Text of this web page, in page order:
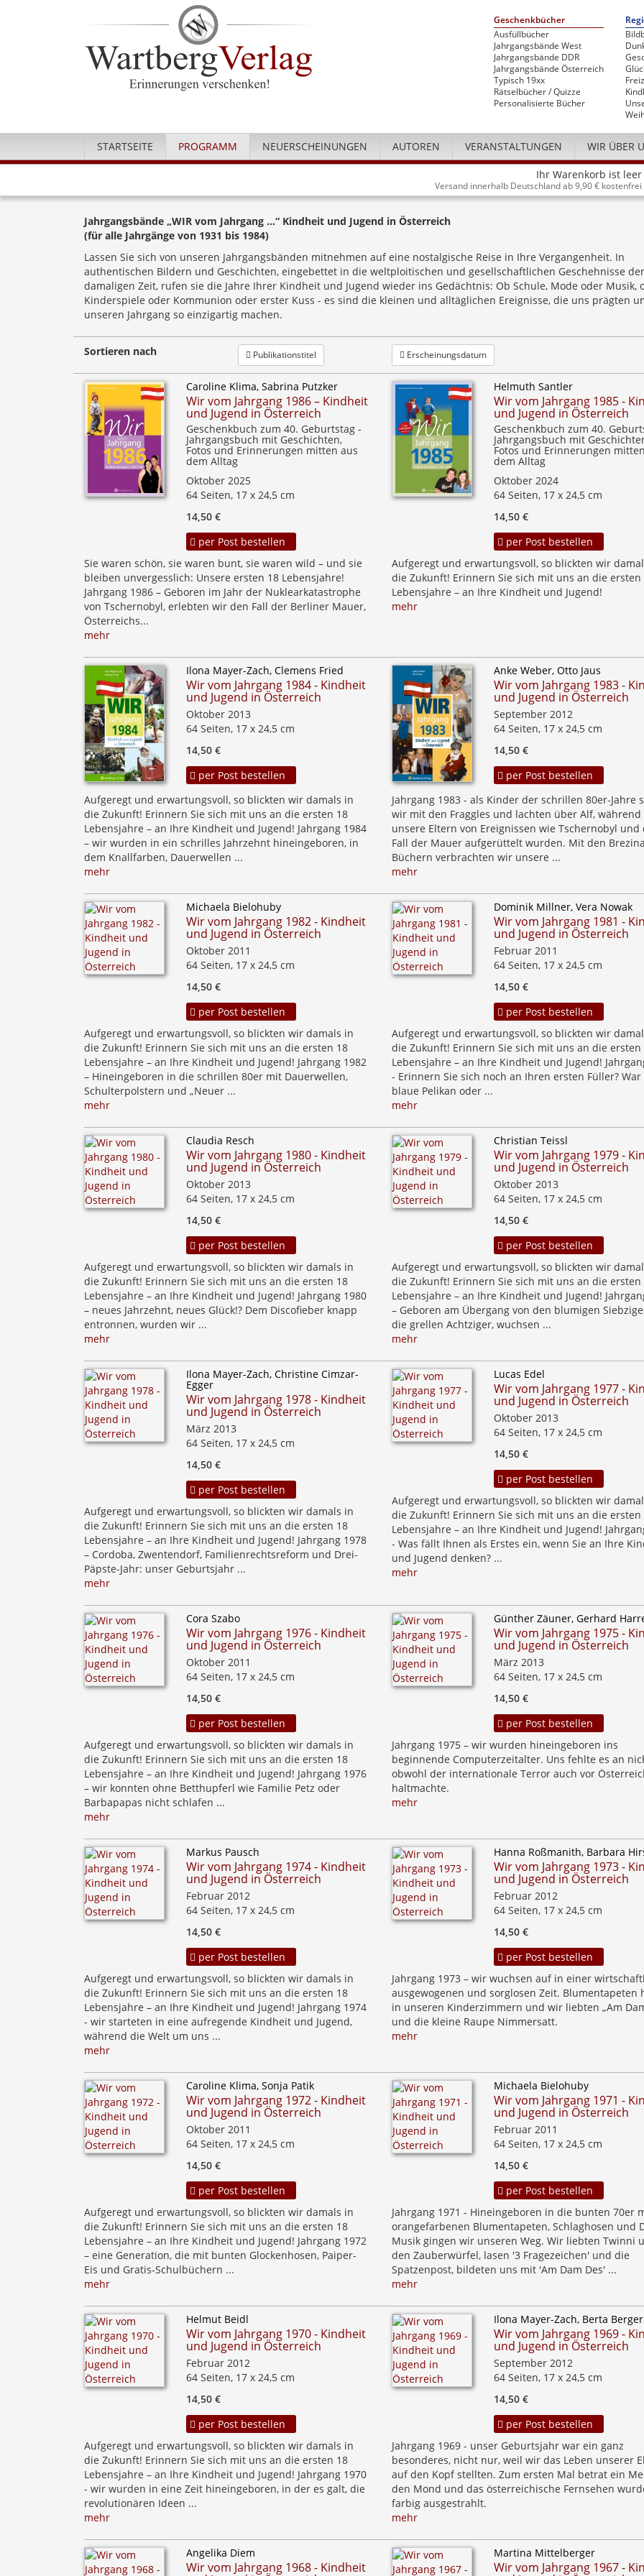
Geschenkbücher
Ausfüllbücher
Jahrgangsbände West
Jahrgangsbände DDR
Jahrgangsbände Österreich
Typisch 19xx
Rätselbücher / Quizze
Personalisierte Bücher
STARTSEITE PROGRAMM NEUERSCHEINUNGEN AUTOREN VERANSTALTUNGEN WIR ÜBER
Ihr Warenkorb ist leer
Versand innerhalb Deutschland ab 9,90 € kostenfrei
Jahrgangsbände „WIR vom Jahrgang …“ Kindheit und Jugend in Österreich
(für alle Jahrgänge von 1931 bis 1984)
Lassen Sie sich von unseren Jahrgangsbänden mitnehmen auf eine nostalgische Reise in Ihre Vergangenheit. In
authentischen Bildern und Geschichten, eingebettet in die weltploitischen und gesellschaftlichen Geschehnisse der
damaligen Zeit, rufen sie die Jahre Ihrer Kindheit und Jugend wieder ins Gedächtnis: Ob Schule, Mode oder Musik,
Kinderspiele oder Kommunion oder erster Kuss - es sind die kleinen und alltäglichen Ereignisse, die uns prägten
unseren Jahrgang so einzigartig machen.
Sortieren nach Publikationstitel Erscheinungsdatum
Caroline Klima, Sabrina Putzker
Wir vom Jahrgang 1986 – Kindheit
und Jugend in Österreich
Geschenkbuch zum 40. Geburtstag -
Jahrgangsbuch mit Geschichten,
Fotos und Erinnerungen mitten aus
dem Alltag
Oktober 2025
64 Seiten, 17 x 24,5 cm
14,50 €
per Post bestellen
Sie waren schön, sie waren bunt, sie waren wild – und sie
bleiben unvergesslich: Unsere ersten 18 Lebensjahre!
Jahrgang 1986 – Geboren im Jahr der Nuklearkatastrophe
von Tschernobyl, erlebten wir den Fall der Berliner Mauer,
Österreichs...
mehr
Helmuth Santler
Wir vom Jahrgang 1985 -
und Jugend in Österreich
Geschenkbuch zum 40.
Jahrgangsbuch mit
Fotos und Erinnerungen
dem Alltag
Oktober 2024
64 Seiten, 17 x 24,5 cm
14,50 €
per Post bestellen
Aufgeregt und erwartungsvoll, so blickten wir
die Zukunft! Erinnern Sie sich mit uns an die ersten
Lebensjahre – an Ihre Kindheit und Jugend!
mehr
Ilona Mayer-Zach, Clemens Fried
Wir vom Jahrgang 1984 - Kindheit
und Jugend in Österreich
Oktober 2013
64 Seiten, 17 x 24,5 cm
14,50 €
per Post bestellen
Aufgeregt und erwartungsvoll, so blickten wir damals in
die Zukunft! Erinnern Sie sich mit uns an die ersten 18
Lebensjahre – an Ihre Kindheit und Jugend! Jahrgang 1984
– wir wurden in ein schrilles Jahrzehnt hineingeboren, in
dem Knallfarben, Dauerwellen ...
mehr
Anke Weber, Otto Jaus
Wir vom Jahrgang 1983 -
und Jugend in Österreich
September 2012
64 Seiten, 17 x 24,5 cm
14,50 €
per Post bestellen
Jahrgang 1983 - als Kinder der schrillen 80er-Jahre
wir mit den Fraggles und lachten über Alf, während
unsere Eltern von Ereignissen wie Tschernobyl und
Fall der Mauer aufgerüttelt wurden. Mit den
Büchern verbrachten wir unsere ...
mehr
Michaela Bielohuby
Wir vom Jahrgang 1982 - Kindheit
und Jugend in Österreich
Oktober 2011
64 Seiten, 17 x 24,5 cm
14,50 €
per Post bestellen
Aufgeregt und erwartungsvoll, so blickten wir damals in
die Zukunft! Erinnern Sie sich mit uns an die ersten 18
Lebensjahre – an Ihre Kindheit und Jugend! Jahrgang 1982
– Hineingeboren in die schrillen 80er mit Dauerwellen,
Schulterpolstern und „Neuer ...
mehr
Dominik Millner, Vera Nowak
Wir vom Jahrgang 1981 -
und Jugend in Österreich
Februar 2011
64 Seiten, 17 x 24,5 cm
14,50 €
per Post bestellen
Aufgeregt und erwartungsvoll, so blickten wir
die Zukunft! Erinnern Sie sich mit uns an die ersten
Lebensjahre – an Ihre Kindheit und Jugend!
- Erinnern Sie sich noch an Ihren ersten Füller? War
blaue Pelikan oder ...
mehr
Claudia Resch
Wir vom Jahrgang 1980 - Kindheit
und Jugend in Österreich
Oktober 2013
64 Seiten, 17 x 24,5 cm
14,50 €
per Post bestellen
Aufgeregt und erwartungsvoll, so blickten wir damals in
die Zukunft! Erinnern Sie sich mit uns an die ersten 18
Lebensjahre – an Ihre Kindheit und Jugend! Jahrgang 1980
– neues Jahrzehnt, neues Glück!? Dem Discofieber knapp
entronnen, wurden wir ...
mehr
Christian Teissl
Wir vom Jahrgang 1979 -
und Jugend in Österreich
Oktober 2013
64 Seiten, 17 x 24,5 cm
14,50 €
per Post bestellen
Aufgeregt und erwartungsvoll, so blickten wir
die Zukunft! Erinnern Sie sich mit uns an die ersten
Lebensjahre – an Ihre Kindheit und Jugend!
– Geboren am Übergang von den blumigen
die grellen Achtziger, wuchsen ...
mehr
Ilona Mayer-Zach, Christine Cimzar-
Egger
Wir vom Jahrgang 1978 - Kindheit
und Jugend in Österreich
März 2013
64 Seiten, 17 x 24,5 cm
14,50 €
per Post bestellen
Aufgeregt und erwartungsvoll, so blickten wir damals in
die Zukunft! Erinnern Sie sich mit uns an die ersten 18
Lebensjahre – an Ihre Kindheit und Jugend! Jahrgang 1978
– Cordoba, Zwentendorf, Familienrechtsreform und Drei-
Päpste-Jahr: unser Geburtsjahr ...
mehr
Lucas Edel
Wir vom Jahrgang 1977 -
und Jugend in Österreich
Oktober 2013
64 Seiten, 17 x 24,5 cm
14,50 €
per Post bestellen
Aufgeregt und erwartungsvoll, so blickten wir
die Zukunft! Erinnern Sie sich mit uns an die ersten
Lebensjahre – an Ihre Kindheit und Jugend!
- Was fällt Ihnen als Erstes ein, wenn Sie an Ihre
und Jugend denken? ...
mehr
Cora Szabo
Wir vom Jahrgang 1976 - Kindheit
und Jugend in Österreich
Oktober 2011
64 Seiten, 17 x 24,5 cm
14,50 €
per Post bestellen
Aufgeregt und erwartungsvoll, so blickten wir damals in
die Zukunft! Erinnern Sie sich mit uns an die ersten 18
Lebensjahre – an Ihre Kindheit und Jugend! Jahrgang 1976
– wir konnten ohne Betthupferl wie Familie Petz oder
Barbapapas nicht schlafen ...
mehr
Günther Zäuner, Gerhard
Wir vom Jahrgang 1975 -
und Jugend in Österreich
März 2013
64 Seiten, 17 x 24,5 cm
14,50 €
per Post bestellen
Jahrgang 1975 – wir wurden hineingeboren ins
beginnende Computerzeitalter. Uns fehlte es an
obwohl der internationale Terror auch vor
haltmachte.
mehr
Markus Pausch
Wir vom Jahrgang 1974 - Kindheit
und Jugend in Österreich
Februar 2012
64 Seiten, 17 x 24,5 cm
14,50 €
per Post bestellen
Aufgeregt und erwartungsvoll, so blickten wir damals in
die Zukunft! Erinnern Sie sich mit uns an die ersten 18
Lebensjahre – an Ihre Kindheit und Jugend! Jahrgang 1974
- wir starteten in eine aufregende Kindheit und Jugend,
während die Welt um uns ...
mehr
Hanna Roßmanith, Barbara
Wir vom Jahrgang 1973 -
und Jugend in Österreich
Februar 2012
64 Seiten, 17 x 24,5 cm
14,50 €
per Post bestellen
Jahrgang 1973 – wir wuchsen auf in einer
ausgewogenen und sorglosen Zeit. Blumentapeten
in unseren Kinderzimmern und wir liebten „Am
und die kleine Raupe Nimmersatt.
mehr
Caroline Klima, Sonja Patik
Wir vom Jahrgang 1972 - Kindheit
und Jugend in Österreich
Oktober 2011
64 Seiten, 17 x 24,5 cm
14,50 €
per Post bestellen
Aufgeregt und erwartungsvoll, so blickten wir damals in
die Zukunft! Erinnern Sie sich mit uns an die ersten 18
Lebensjahre – an Ihre Kindheit und Jugend! Jahrgang 1972
– eine Generation, die mit bunten Glockenhosen, Paiper-
Eis und Gratis-Schulbüchern ...
mehr
Michaela Bielohuby
Wir vom Jahrgang 1971 -
und Jugend in Österreich
Februar 2011
64 Seiten, 17 x 24,5 cm
14,50 €
per Post bestellen
Jahrgang 1971 - Hineingeboren in die bunten 70er
orangefarbenen Blumentapeten, Schlaghosen und
Musik gingen wir unseren Weg. Wir liebten Twinni
den Zauberwürfel, lasen '3 Fragezeichen' und die
Spatzenpost, bildeten uns mit 'Am Dam Des' ...
mehr
Helmut Beidl
Wir vom Jahrgang 1970 - Kindheit
und Jugend in Österreich
Februar 2012
64 Seiten, 17 x 24,5 cm
14,50 €
per Post bestellen
Aufgeregt und erwartungsvoll, so blickten wir damals in
die Zukunft! Erinnern Sie sich mit uns an die ersten 18
Lebensjahre – an Ihre Kindheit und Jugend! Jahrgang 1970
- wir wurden in eine Zeit hineingeboren, in der es galt, die
revolutionären Ideen ...
mehr
Ilona Mayer-Zach, Berta Berger
Wir vom Jahrgang 1969 -
und Jugend in Österreich
September 2012
64 Seiten, 17 x 24,5 cm
14,50 €
per Post bestellen
Jahrgang 1969 - unser Geburtsjahr war ein ganz
besonderes, nicht nur, weil wir das Leben unserer
auf den Kopf stellten. Zum ersten Mal betrat ein
den Mond und das österreichische Fernsehen
farbig ausgestrahlt.
mehr
Angelika Diem
Wir vom Jahrgang 1968 - Kindheit
Martina Mittelberger
Wir vom Jahrgang 1967 -